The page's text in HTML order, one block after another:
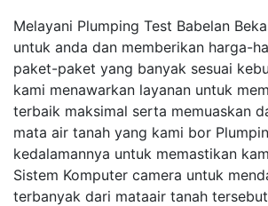
Melayani Plumping Test Babelan
untuk anda dan memberikan harga-
paket-paket yang banyak sesuai
kami menawarkan layanan untuk
terbaik maksimal serta memuaskan
mata air tanah yang kami bor
kedalamannya untuk memastikan
Sistem Komputer camera untuk
terbanyak dari mataair tanah